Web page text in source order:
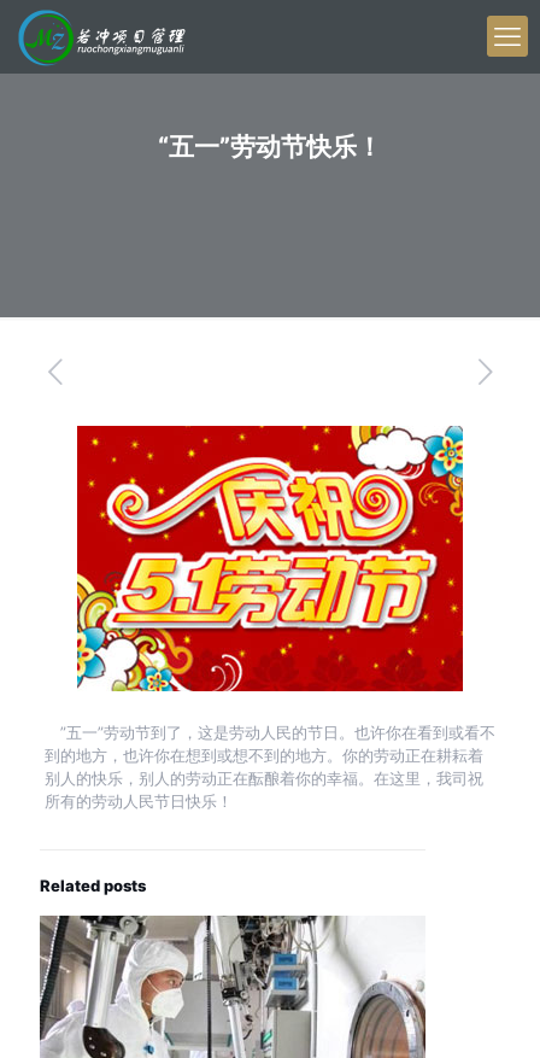
“五一”劳动节快乐！
”五一”劳动节到了，这是劳动人民的节日。也许你在看到或看不
到的地方，也许你在想到或想不到的地方。你的劳动正在耕耘着
别人的快乐，别人的劳动正在酝酿着你的幸福。在这里，我司祝
所有的劳动人民节日快乐！
Related posts